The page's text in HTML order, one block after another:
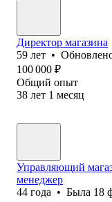
Директор магазина
59 лет •
100 000 ₽
Общий опыт
38 лет 1 месяц
Управляющий
менеджер
44 года • Была 18